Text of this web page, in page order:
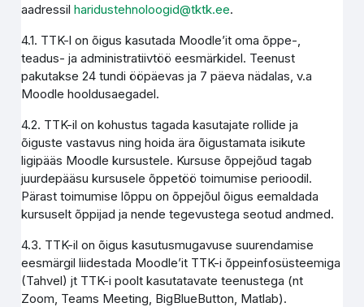
aadressilharidustehnoloogid@tktk.ee.
4.1. TTK-l on õigus kasutada Moodle’it oma õppe-,
teadus- ja administratiivtöö eesmärkidel. Teenust
pakutakse 24 tundi ööpäevas ja 7 päeva nädalas, v.a
Moodle hooldusaegadel.
4.2. TTK-il on kohustus tagada kasutajate rollide ja
õiguste vastavus ning hoida ära õigustamata isikute
ligipääs Moodle kursustele. Kursuse õppejõud tagab
juurdepääsu kursusele õppetöö toimumise perioodil.
Pärast toimumise lõppu on õppejõul õigus eemaldada
kursuselt õppijad ja nende tegevustega seotud andmed.
4.3. TTK-il on õigus kasutusmugavuse suurendamise
eesmärgil liidestada Moodle’it TTK-i õppeinfosüsteemiga
(Tahvel) jt TTK-i poolt kasutatavate teenustega (nt
Zoom, Teams Meeting, BigBlueButton, Matlab).